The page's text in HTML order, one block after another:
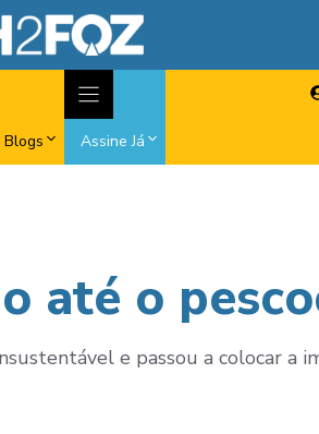
Blogs Assine Já
até o
e passou a colocar a